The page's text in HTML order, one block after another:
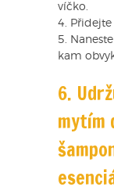
víčko.
4. Přidejte
5.
kam
6.
mytím